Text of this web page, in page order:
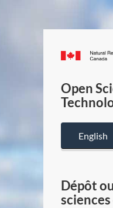
Open
English
Dépôt